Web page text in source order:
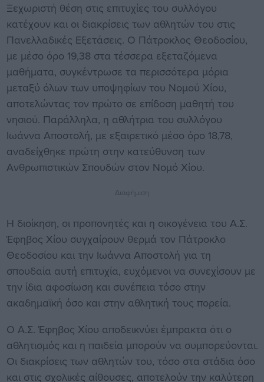
Ξεχωριστή θέση στις επιτυχίες του συλλόγου
κατέχουν και οι διακρίσεις των αθλητών του στις
Πανελλαδικές Εξετάσεις. Ο Πάτροκλος Θεοδοσίου,
με μέσο όρο 19,38 στα τέσσερα εξεταζόμενα
μαθήματα, συγκέντρωσε τα περισσότερα μόρια
μεταξύ όλων των υποψηφίων του Νομού Χίου,
αποτελώντας τον πρώτο σε επίδοση μαθητή του
νησιού. Παράλληλα, η αθλήτρια του συλλόγου
Ιωάννα Αποστολή, με εξαιρετικό μέσο όρο 18,78,
αναδείχθηκε πρώτη στην κατεύθυνση των
Ανθρωπιστικών Σπουδών στον Νομό Χίου.
Διαφήμιση
Η διοίκηση, οι προπονητές και η οικογένεια του Α.Σ.
Έφηβος Χίου συγχαίρουν θερμά τον Πάτροκλο
Θεοδοσίου και την Ιωάννα Αποστολή για τη
σπουδαία αυτή επιτυχία, ευχόμενοι να συνεχίσουν με
την ίδια αφοσίωση και συνέπεια τόσο στην
ακαδημαϊκή όσο και στην αθλητική τους πορεία.
Ο Α.Σ. Έφηβος Χίου αποδεικνύει έμπρακτα ότι ο
αθλητισμός και η παιδεία μπορούν να συμπορεύονται.
Οι διακρίσεις των αθλητών του, τόσο στα στάδια όσο
και στις σχολικές αίθουσες, αποτελούν την καλύτερη